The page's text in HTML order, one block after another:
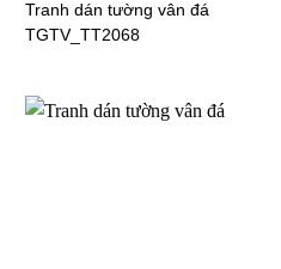
Tranh dán tường vân đá
TGTV_TT2068